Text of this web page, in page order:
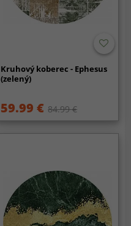
Kruhový koberec - Ephesus
(zelený)
59.99 € 84.99 €